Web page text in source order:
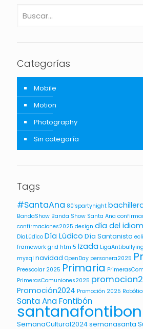
Categorías
Mobile
Motion
Photography
Sin categoría
Tags
#SantaAna 80'spartynight
BandaShow Banda Show Santa Ana
confirmaciones2025 design día del
DíaLúdico Día Lúdico Día Santanista
framework grid html5 Izada LigaAntibullying
mysql navidad OpenDay personera2025
Preescolar 2025 Primaria
PrimerasComuniones2025
Promoción2024 Promoción 2025
Santa Ana Fontibón
santanafontibon
SemanaCultural2024semanasanta